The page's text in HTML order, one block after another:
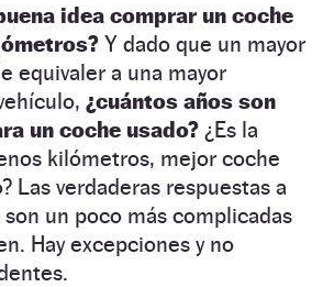
idea comprar un coche
Y dado que un mayor
equivaler a una mayor
¿cuántos años son
un coche usado? ¿Es la
kilómetros, mejor coche
Las verdaderas respuestas a
un poco más complicadas
Hay excepciones y no